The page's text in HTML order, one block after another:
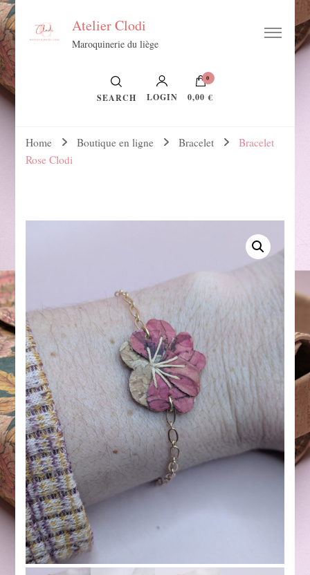
Atelier Clodi
Maroquinerie du liège
SEARCH LOGIN
0
0,00 €
Home Boutique en ligne Bracelet
Bracelet
Rose Clodi